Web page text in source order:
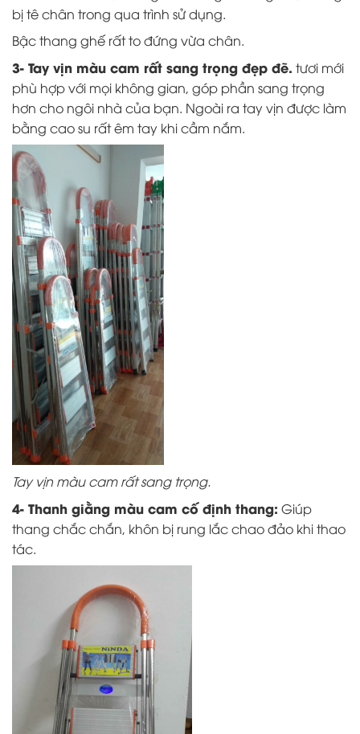
bị tê chân trong qua trình sử dụng.
Bậc thang ghế rất to đứng vừa chân.
3- Tay vịn màu cam rất sang trọng đẹp đẽ. tươi mới
phù hợp với mọi không gian, góp phần sang trọng
hơn cho ngôi nhà của bạn. Ngoài ra tay vịn được làm
bằng cao su rất êm tay khi cầm nắm.
Tay vịn màu cam rất sang trọng.
4- Thanh giằng màu cam cố định thang: Giúp
thang chắc chắn, khôn bị rung lắc chao đảo khi thao
tác.